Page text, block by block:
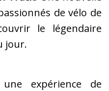
de vélo de
le légendaire
jour.
expérience de